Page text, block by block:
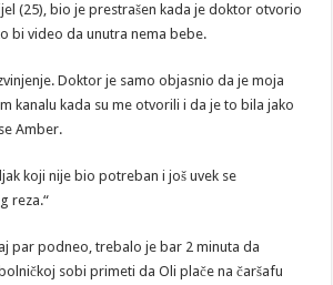
(25), bio je prestrašen kada je doktor otvorio
bi video da unutra nema bebe.
Doktor je samo objasnio da je moja
kanalu kada su me otvorili i da je to bila jako
Amber.
koji nije bio potreban i još uvek se
reza.“
par podneo, trebalo je bar 2 minuta da
sobi primeti da Oli plače na čaršafu